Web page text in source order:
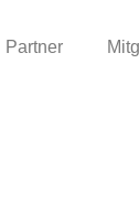
Partner